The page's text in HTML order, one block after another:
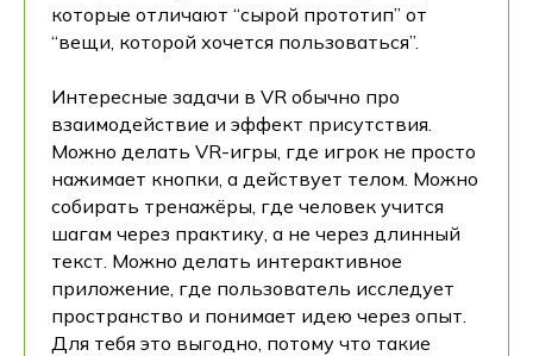
которые отличают “сырой прототип” от
“вещи, которой хочется пользоваться”.
Интересные задачи в VR обычно про
взаимодействие и эффект присутствия.
Можно делать VR-игры, где игрок не просто
нажимает кнопки, а действует телом. Можно
собирать тренажёры, где человек учится
шагам через практику, а не через длинный
текст. Можно делать интерактивное
приложение, где пользователь исследует
пространство и понимает идею через опыт.
Для тебя это выгодно, потому что такие